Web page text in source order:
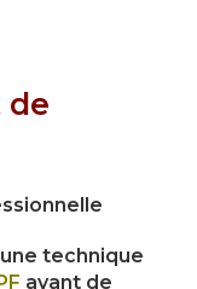
de
technique
avant de